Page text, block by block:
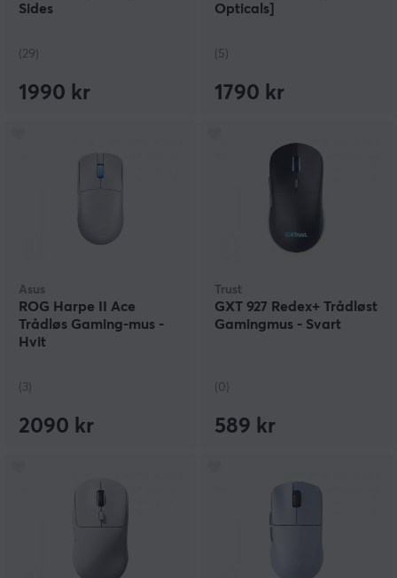
Sides
(29)
1990 kr
Opticals]
(5)
1790 kr
Asus
ROG Harpe II Ace
Trådløs Gaming-mus -
Hvit
(3)
2090 kr
Trust
GXT 927 Redex+ Trådløst
Gamingmus - Svart
(0)
589 kr